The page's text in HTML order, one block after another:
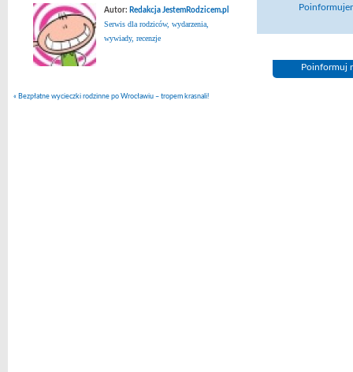
Autor: Redakcja JestemRodzicem.pl
Serwis dla rodziców, wydarzenia,
wywiady, recenzje
Poinformuj
« Bezpłatne wycieczki rodzinne po Wrocławiu – tropem krasnali!